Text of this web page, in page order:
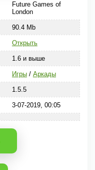
Future Games of
London
90.4 Mb
Открыть
1.6 и выше
Игры/ Аркады
1.5.5
3-07-2019, 00:05